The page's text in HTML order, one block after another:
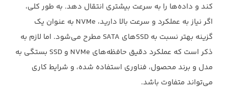
کند و داده‌ها را به سرعت بیشتری انتقال دهد. به طور کلی،
‏اگر نیاز به عملکرد و سرعت بالا دارید، ‏NVMe‏ به عنوان یک
گزینه بهتر نسبت به ‏SSDهای ‏SATA‏ مطرح ‏می‌شود. اما لازم به
ذکر است که عملکرد دقیق حافظه‌های ‏NVMe‏ و ‏SSD‏ بستگی به
مدل و برند محصول، ‏فناوری استفاده شده، و شرایط کاری
می‌تواند متفاوت باشد.‏